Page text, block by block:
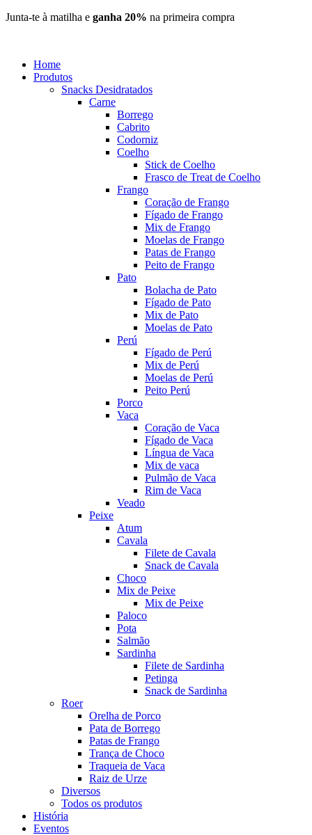
Pular
Junta-te à matilha e ganha 20% na primeira compra
Home
Produtos
Snacks Desidratados
Carne
Borrego
Cabrito
Codorniz
Coelho
Stick de Coelho
Frasco de Treat de Coelho
Frango
Coração de Frango
Fígado de Frango
Mix de Frango
Moelas de Frango
Patas de Frango
Peito de Frango
Pato
Bolacha de Pato
Fígado de Pato
Mix de Pato
Moelas de Pato
Perú
Fígado de Perú
Mix de Perú
Moelas de Perú
Peito Perú
Porco
Vaca
Coração de Vaca
Fígado de Vaca
Língua de Vaca
Mix de vaca
Pulmão de Vaca
Rim de Vaca
Veado
Peixe
Atum
Cavala
Filete de Cavala
Snack de Cavala
Choco
Mix de Peixe
Mix de Peixe
Paloco
Pota
Salmão
Sardinha
Filete de Sardinha
Petinga
Snack de Sardinha
Roer
Orelha de Porco
Pata de Borrego
Patas de Frango
Trança de Choco
Traqueia de Vaca
Raiz de Urze
Diversos
Todos os produtos
História
Eventos